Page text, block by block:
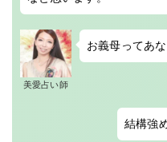
美愛占い師
お義母ってあ
結構強